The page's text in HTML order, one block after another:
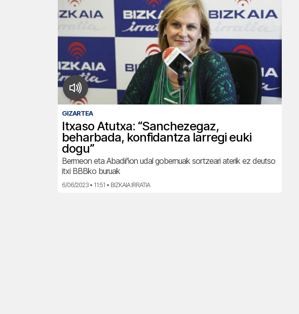
GIZARTEA
Itxaso Atutxa: “Sanchezegaz,
beharbada, konfidantza larregi euki
dogu”
Bermeon eta Abadiñon udal gobernuak sortzeari aterik ez deutso
itxi BBBko buruak
6/06/2023 • 11:51 • BIZKAIA IRRATIA